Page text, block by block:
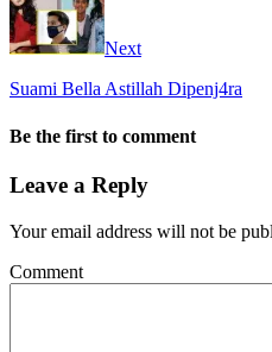
Next
Suami Bella Astillah Dipenj4ra
Be the first to comment
Leave a Reply
Your email address will not be
Comment